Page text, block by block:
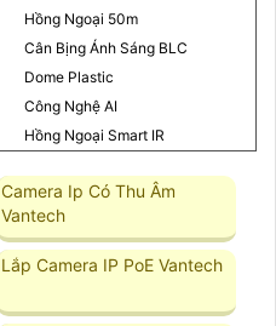
Hồng Ngoại 50m
Cân Bịng Ánh Sáng BLC
Dome Plastic
Công Nghệ AI
Hồng Ngoại Smart IR
Camera Ip Có Thu Âm
Vantech
Lắp Camera IP PoE Vantech